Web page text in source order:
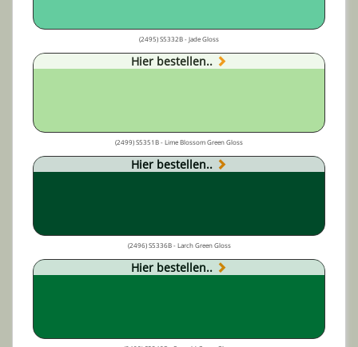
(2495) S5332B - Jade Gloss
Hier bestellen..
(2499) S5351B - Lime Blossom Green Gloss
Hier bestellen..
(2496) S5336B - Larch Green Gloss
Hier bestellen..